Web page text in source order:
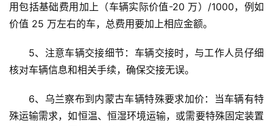
用包括基础费用加上（车辆实际价值-20 万）/1000，例如
价值 25 万左右的车，总费用要加上相应金额。
5、注意车辆交接细节：车辆交接时，与工作人员仔细
核对车辆信息和相关手续，确保交接无误。
6、乌兰察布到内蒙古车辆特殊要求加价：当车辆有特
殊运输需求，如恒温、恒湿环境运输，或需要特殊固定装置